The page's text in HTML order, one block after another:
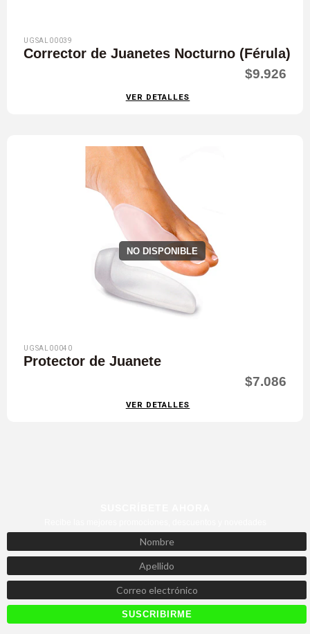
UGSAL00039
Corrector de Juanetes Nocturno (Férula)
$9.926
VER DETALLES
NO DISPONIBLE
UGSAL00040
Protector de Juanete
$7.086
VER DETALLES